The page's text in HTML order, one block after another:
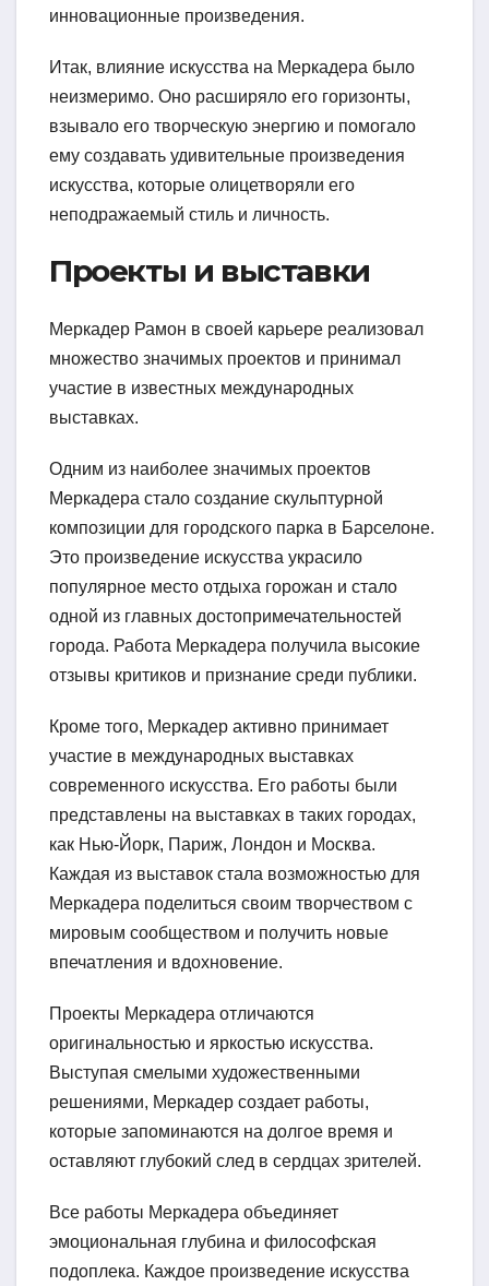
инновационные произведения.
Итак, влияние искусства на Меркадера было
неизмеримо. Оно расширяло его горизонты,
взывало его творческую энергию и помогало
ему создавать удивительные произведения
искусства, которые олицетворяли его
неподражаемый стиль и личность.
Проекты и выставки
Меркадер Рамон в своей карьере реализовал
множество значимых проектов и принимал
участие в известных международных
выставках.
Одним из наиболее значимых проектов
Меркадера стало создание скульптурной
композиции для городского парка в Барселоне.
Это произведение искусства украсило
популярное место отдыха горожан и стало
одной из главных достопримечательностей
города. Работа Меркадера получила высокие
отзывы критиков и признание среди публики.
Кроме того, Меркадер активно принимает
участие в международных выставках
современного искусства. Его работы были
представлены на выставках в таких городах,
как Нью-Йорк, Париж, Лондон и Москва.
Каждая из выставок стала возможностью для
Меркадера поделиться своим творчеством с
мировым сообществом и получить новые
впечатления и вдохновение.
Проекты Меркадера отличаются
оригинальностью и яркостью искусства.
Выступая смелыми художественными
решениями, Меркадер создает работы,
которые запоминаются на долгое время и
оставляют глубокий след в сердцах зрителей.
Все работы Меркадера объединяет
эмоциональная глубина и философская
подоплека. Каждое произведение искусства